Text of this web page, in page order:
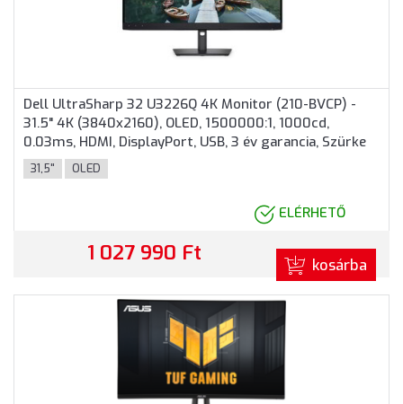
Dell UltraSharp 32 U3226Q 4K Monitor (210-BVCP) -
31.5" 4K (3840x2160), OLED, 1500000:1, 1000cd,
0.03ms, HDMI, DisplayPort, USB, 3 év garancia, Szürke
színben
31,5" OLED
ELÉRHETŐ
1 027 990 Ft kosárba